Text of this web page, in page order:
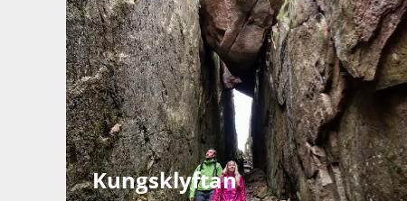
Kungsklyftan